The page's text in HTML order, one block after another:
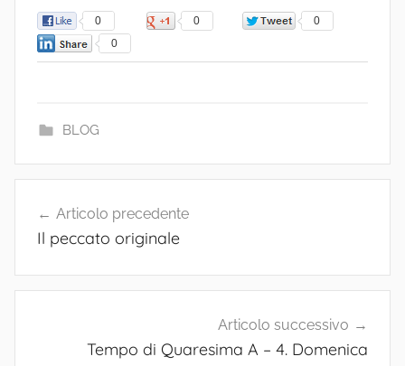
0 0
0
0
BLOG
articoli
Articolo precedente
Il peccato originale
Articolo successivo
Tempo di Quaresima A – 4. Domenica